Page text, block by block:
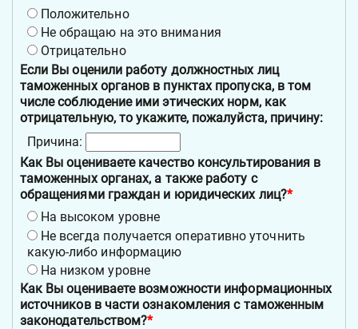
Положительно
Не обращаю на это внимания
Отрицательно
Если Вы оценили работу должностных лиц
таможенных органов в пунктах пропуска, в том
числе соблюдение ими этических норм, как
отрицательную, то укажите, пожалуйста, причину:
Причина:
Как Вы оцениваете качество консультирования в
таможенных органах, а также работу с
обращениями граждан и юридических лиц?*
На высоком уровне
Не всегда получается оперативно уточнить
какую-либо информацию
На низком уровне
Как Вы оцениваете возможности информационных
источников в части ознакомления с таможенным
законодательством?*